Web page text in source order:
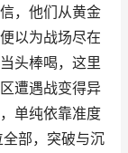
，他们从黄金
以为战场尽在
头棒喝，这里
遭遇战变得异
单纯依靠准度
部，突破与沉